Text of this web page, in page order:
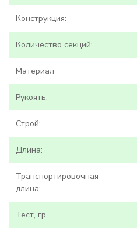
Конструкция:
Количество секций:
Материал
Рукоять:
Строй:
Длина:
Транспортировочная
длина:
Тест, гр